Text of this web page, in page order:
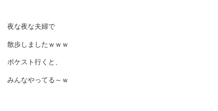
夜な夜な夫婦で
散歩しましたｗｗｗ
ポケスト行くと、
みんなやってる～ｗ